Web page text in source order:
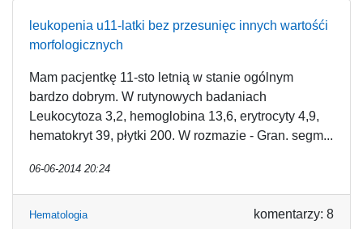
leukopenia u11-latki bez przesunięc innych wartośći
morfologicznych
Mam pacjentkę 11-sto letnią w stanie ogólnym
bardzo dobrym. W rutynowych badaniach
Leukocytoza 3,2, hemoglobina 13,6, erytrocyty 4,9,
hematokryt 39, płytki 200. W rozmazie - Gran. segm...
06-06-2014 20:24
Hematologia komentarzy: 8